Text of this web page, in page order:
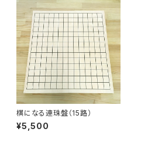
棋になる連珠盤（15路）
¥5,500